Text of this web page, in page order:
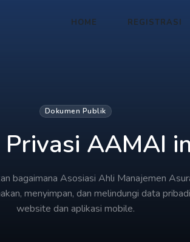
HOME REGISTRASI
Dokumen Publik
AAMAI
bagaimana Asosiasi Ahli Manajemen
menyimpan, dan melindungi data
website dan aplikasi mobile.